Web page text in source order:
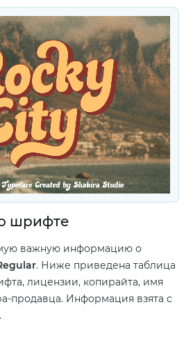
шрифте
важную информацию о
. Ниже приведена таблица
лицензии, копирайта, имя
продавца. Информация взята с